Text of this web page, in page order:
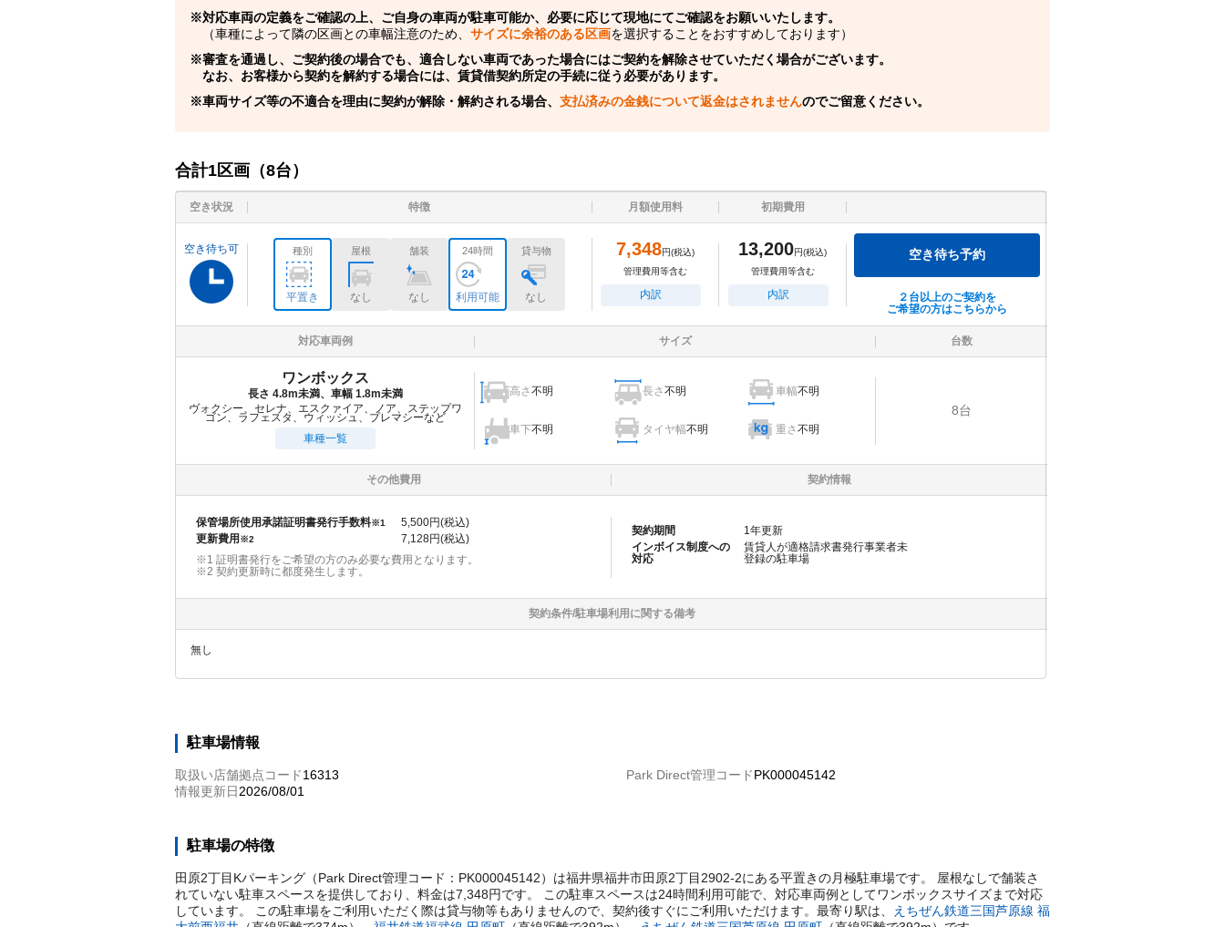
対応車両の定義をご確認の上、ご自身の車両が駐車可能か、必要に応じて現地にてご確認をお願いいたします。
（車種によって隣の区画との車幅注意のため、 サイズに余裕のある区画を選択することをおすすめしております）
審査を通過し、ご契約後の場合でも、適合しない車両であった場合にはご契約を解除させていただく場合がございます。
なお、お客様から契約を解約する場合には、賃貸借契約所定の手続に従う必要があります。
車両サイズ等の不適合を理由に契約が解除・解約される場合、 支払済みの金銭について返金はされませんのでご留意ください。
合計1区画（8台）
空き状況 特徴 月額使用料 初期費用
空き待ち可 種別
平置き
屋根
なし
舗装
なし
24時間
利用可能
貸与物
なし
7,348円(税込)
管理費用等含む
内訳
13,200円(税込)
管理費用等含む
内訳
空き待ち予約
２台以上のご契約を
ご希望の方はこちらから
対応車両例 サイズ 台数
ワンボックス
長さ 4.8m未満、車幅 1.8m未満
ヴォクシー、セレナ、エスクァイア、ノア、ステップワ
ゴン、ラフェスタ、ウィッシュ、プレマシーなど
車種一覧
高さ不明 長さ不明 車幅不明
車下不明 タイヤ幅不明 重さ不明
8台
その他費用 契約情報
保管場所使用承諾証明書発行手数料※1 5,500円(税込)
更新費用※2 7,128円(税込)
※1 証明書発行をご希望の方のみ必要な費用となります。
※2 契約更新時に都度発生します。
契約期間 1年更新
インボイス制度への
対応
賃貸人が適格請求書発行事業者未
登録の駐車場
契約条件/駐車場利用に関する備考
無し
駐車場情報
取扱い店舗拠点コード16313 Park Direct管理コードPK000045142
情報更新日2026/08/01
駐車場の特徴
田原2丁目Kパーキング（Park Direct管理コード：PK000045142）は福井県福井市田原2丁目2902-2にある平置きの月極駐車場です。 屋根なしで舗装さ
れていない駐車スペースを提供しており、料金は7,348円です。 この駐車スペースは24時間利用可能で、対応車両例としてワンボックスサイズまで対応
しています。 この駐車場をご利用いただく際は貸与物等もありませんので、契約後すぐにご利用いただけます。 最寄り駅は、 えちぜん鉄道三国芦原線 福